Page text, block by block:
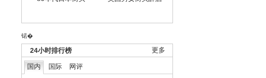
锘�
更多
24小时排行榜
国内 国际 网评